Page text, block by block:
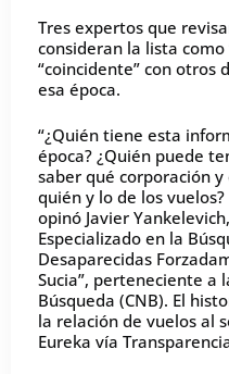
Tres expertos que
consideran la lista
“coincidente” con otros
esa época.
“¿Quién tiene esta
época? ¿Quién puede
saber qué corporación
quién y lo de los vuelos?
opinó Javier
Especializado en la
Desaparecidas
Sucia”, perteneciente a
Búsqueda (CNB). El
la relación de vuelos al
Eureka vía